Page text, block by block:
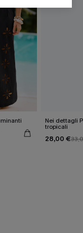
Nei dettagli
tropicali
28,00 €